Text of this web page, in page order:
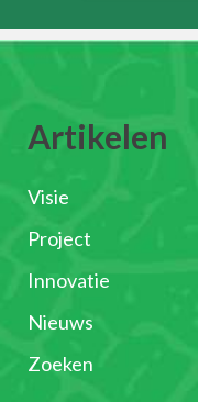
Artikelen
Visie
Project
Innovatie
Nieuws
Zoeken